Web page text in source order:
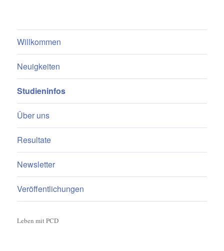
Willkommen
Neuigkeiten
Studieninfos
Über uns
Resultate
Newsletter
Veröffentlichungen
Leben mit PCD